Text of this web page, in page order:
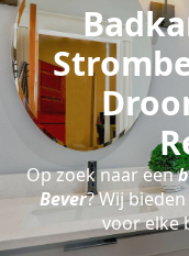
Op zoek naar een
Bever? Wij
voor elke